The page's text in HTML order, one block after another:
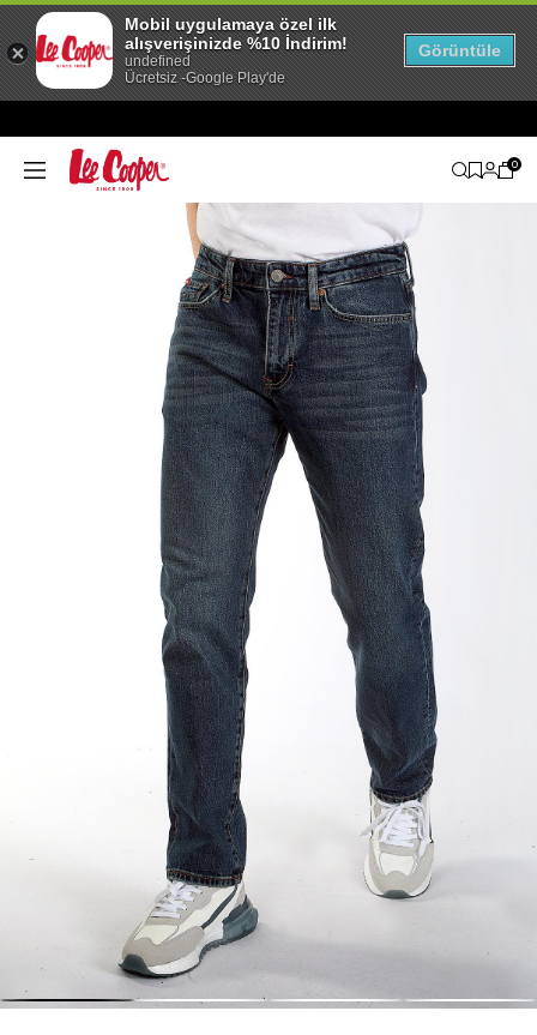
0
Mobil uygulamaya özel ilk
alışverişinizde %10 İndirim!
undefined
Ücretsiz -Google Play'de
Görüntüle